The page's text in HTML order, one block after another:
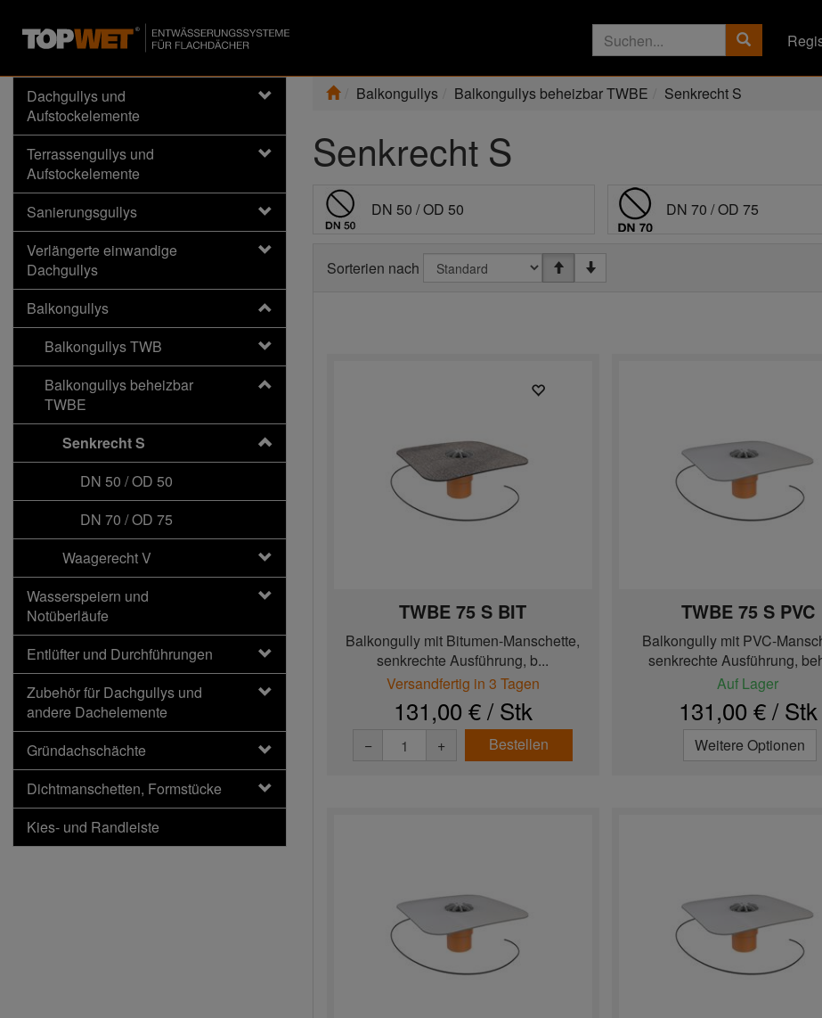
Dachgullys und
Aufstockelemente
Terrassengullys und
Aufstockelemente
Sanierungsgullys
Verlängerte einwandige
Dachgullys
Balkongullys
Balkongullys TWB
Balkongullys beheizbar
TWBE
Senkrecht S
DN 50 / OD 50
DN 70 / OD 75
Waagerecht V
Wasserspeiern und
Notüberläufe
Entlüfter und Durchführungen
Zubehör für Dachgullys und
andere Dachelemente
Gründachschächte
Dichtmanschetten, Formstücke
Kies- und Randleiste
Balkongullys Balkongullys beheizbar TWBE Senkrecht S
Senkrecht S
DN 50 / OD 50 DN 70 / OD 75
Sorterien nach
TWBE 75 S BIT
Balkongully mit Bitumen-Manschette,
senkrechte Ausführung, b...
Versandfertig in 3 Tagen
131,00 € / Stk
− + Bestellen
TWBE 75 S PVC
Balkongully mit PVC-
senkrechte Ausführung,
Auf Lager
131,00 € / Stk
Weitere Optionen